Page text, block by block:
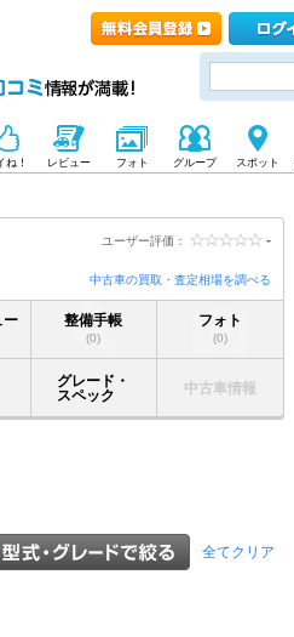
ね！ レビュー フォト グループ スポット
ユーザー評価： -
中古車の買取・査定相場を調べる
ー 整備手帳
(0)
フォト
(0)
グレード・
スペック
中古車情報
全てクリア